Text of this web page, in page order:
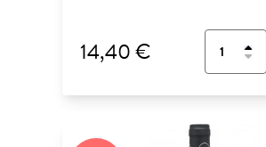
14,40 €